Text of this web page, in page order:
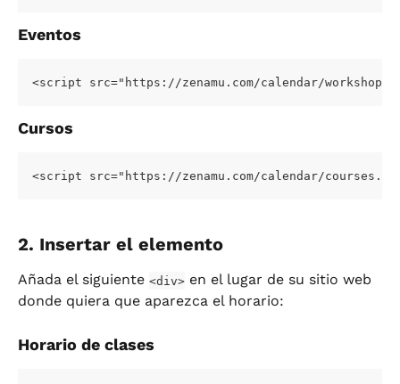
Eventos
<script src="https://zenamu.com/calendar/
Cursos
<script src="https://zenamu.com/calendar/
2. Insertar el elemento
Añada el siguiente <div> en el lugar de su sitio web
donde quiera que aparezca el horario:
Horario de clases